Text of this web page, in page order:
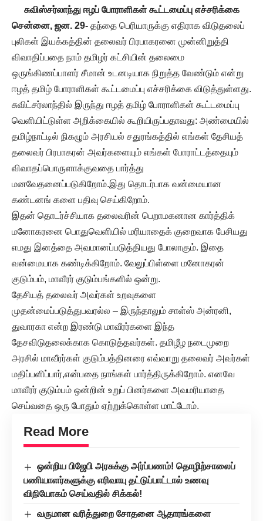
சுவிஸ்சர்லாந்து ஈழப் போராளிகள் கூட்டமைப்பு எச்சரிக்கை
சென்னை, ஜன. 29- தந்தை பெரியாருக்கு எதிராக விடுதலைப்
புலிகள் இயக்கத்தின் தலைவர் பிரபாகரனை முன்னிறுத்தி
விவாதிப்பதை நாம் தமிழர் கட்சியின் தலைமை
ஒருங்கிணப்பாளர் சீமான் உடனடியாக நிறுத்த வேண்டும் என்று
ஈழத் தமிழ் போராளிகள் கூட்டமைப்பு எச்சரிக்கை விடுத்துள்ளது.
சுவிட்சர்லாந்தில் இருந்து ஈழத் தமிழ் போராளிகள் கூட்டமைப்பு
வெளியிட்டுள்ள அறிக்கையில் கூறியிருப்பதாவது: அண்மையில்
தமிழ்நாட்டில் நிகழும் அரசியல் சதுரங்கத்தில் எங்கள் தேசியத்
தலைவர் பிரபாகரன் அவர்களையும் எங்கள் போராட்டத்தையும்
விவாதப்பொருளாக்குவதை பார்த்து
மனவேதனைப்படுகிறோம்.இது தொடர்பாக வன்மையான
கண்டனங் களை பதிவு செய்கிறோம்.
இதன் தொடர்ச்சியாக தலைவரின் பெறாமகனான கார்த்திக்
மனோகரனை பொதுவெளியில் மரியாதைக் குறைவாக பேசியது
எமது இனத்தை அவமானப்படுத்தியது போலாகும். இதை
வன்மையாக கண்டிக்கிறோம். வேலுப்பிள்ளை மனோகரன்
குடும்பம், மாவீரர் குடும்பங்களில் ஒன்று.
தேசியத் தலைவர் அவர்கள் உறவுகளை
முதன்மைப்படுத்துபவரல்ல – இருந்தாலும் சாள்ஸ் அன்ரனி,
துவாரகா என்ற இரண்டு மாவீரர்களை இந்த
தேசவிடுதலைக்காக கொடுத்தவர்கள். தமிழீழ நடைமுறை
அரசில் மாவீரர்கள் குடும்பத்தினரை எவ்வாறு தலைவர் அவர்கள்
மதிப்பளிப்பார்,என்பதை நாங்கள் பார்த்திருக்கிறோம். எனவே
மாவீரர் குடும்பம் ஒன்றின் உறுப் பினர்களை அவமரியாதை
செய்வதை ஒரு போதும் ஏற்றுக்கொள்ள மாட்டோம்.
Read More
ஒன்றிய பிஜேபி அரசுக்கு அர்ப்பணம்! தொழிற்சாலைப்
பணியாளர்களுக்கு எரிவாயு தட்டுப்பாட்டால் உணவு
விநியோகம் செய்வதில் சிக்கல்!
வருமான வரித்துறை சோதனை ஆதாரங்களை